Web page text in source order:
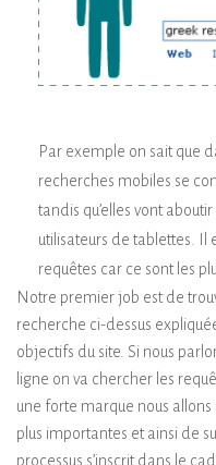
Par exemple on sait que
recherches mobiles se
tandis qu’elles vont
utilisateurs de tablettes. Il
requêtes car ce sont les
Notre premier job est de
recherche ci-dessus
objectifs du site. Si nous
ligne on va chercher les
une forte marque nous
plus importantes et ainsi de
processus s’inscrit dans le